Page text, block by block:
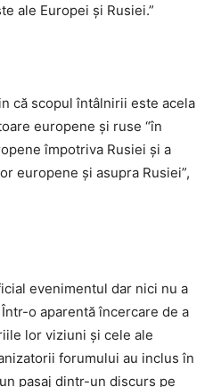
ale Europei şi Rusiei.”
că scopul întâlnirii este acela
europene şi ruse “în
împotriva Rusiei şi a
europene şi asupra Rusiei”,
evenimentul dar nici nu a
o aparentă încercare de a
lor viziuni şi cele ale
forumului au inclus în
pasaj dintr-un discurs pe